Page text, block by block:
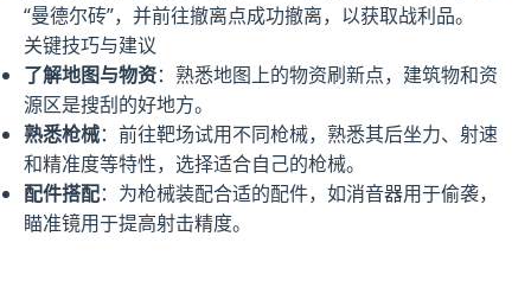
“曼德尔砖”，并前往撤离点成功撤离，以获取战利品。
关键技巧与建议
了解地图与物资：熟悉地图上的物资刷新点，建筑物和资
源区是搜刮的好地方。
熟悉枪械：前往靶场试用不同枪械，熟悉其后坐力、射速
和精准度等特性，选择适合自己的枪械。
配件搭配：为枪械装配合适的配件，如消音器用于偷袭，
瞄准镜用于提高射击精度。